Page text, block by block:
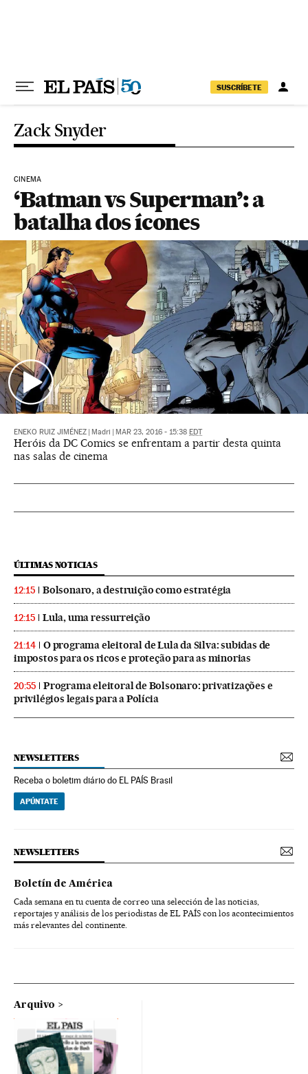
SUSCRÍBETE
Zack Snyder
CINEMA
‘Batman vs Superman’: a
batalha dos ícones
ENEKO RUIZ JIMÉNEZ Madri MAR 23, 2016 - 15:38 EDT
Heróis da DC Comics se enfrentam a partir desta quinta
nas salas de cinema
ÚLTIMAS NOTICIAS
12:15 Bolsonaro, a destruição como estratégia
12:15 Lula, uma ressurreição
21:14
O programa eleitoral de Lula da Silva: subidas de
impostos para os ricos e proteção para as minorias
20:55
Programa eleitoral de Bolsonaro: privatizações e
privilégios legais para a Polícia
NEWSLETTERS
Receba o boletim diário do EL PAÍS Brasil
APÚNTATE
NEWSLETTERS
Boletín de América
Cada semana en tu cuenta de correo una selección de las noticias,
reportajes y análisis de los periodistas de EL PAÍS con los acontecimientos
más relevantes del continente.
Arquivo